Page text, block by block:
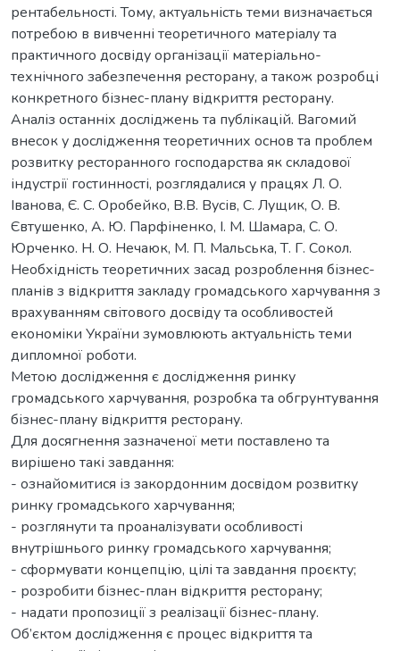
рентабельності. Тому, актуальність теми визначається
потребою в вивченні теоретичного матеріалу та
практичного досвіду організації матеріально-
технічного забезпечення ресторану, а також розробці
конкретного бізнес-плану відкриття ресторану.
Аналіз останніх досліджень та публікацій. Вагомий
внесок у дослідження теоретичних основ та проблем
розвитку ресторанного господарства як складової
індустрії гостинності, розглядалися у працях Л. О.
Іванова, Є. С. Оробейко, В.В. Вусів, С. Лущик, О. В.
Євтушенко, А. Ю. Парфіненко, І. М. Шамара, С. О.
Юрченко. Н. О. Нечаюк, М. П. Мальська, Т. Г. Сокол.
Необхідність теоретичних засад розроблення бізнес-
планів з відкриття закладу громадського харчування з
врахуванням світового досвіду та особливостей
економіки України зумовлюють актуальність теми
дипломної роботи.
Метою дослідження є дослідження ринку
громадського харчування, розробка та обгрунтування
бізнес-плану відкриття ресторану.
Для досягнення зазначеної мети поставлено та
вирішено такі завдання:
- ознайомитися із закордонним досвідом розвитку
ринку громадського харчування;
- розглянути та проаналізувати особливості
внутрішнього ринку громадського харчування;
- сформувати концепцію, цілі та завдання проєкту;
- розробити бізнес-план відкриття ресторану;
- надати пропозиції з реалізації бізнес-плану.
Об’єктом дослідження є процес відкриття та